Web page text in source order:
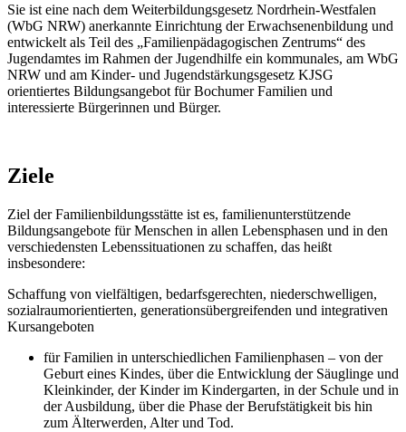
Sie ist eine nach dem Weiterbildungsgesetz Nordrhein-Westfalen
(WbG NRW) anerkannte Einrichtung der Erwachsenenbildung und
entwickelt als Teil des „Familienpädagogischen Zentrums“ des
Jugendamtes im Rahmen der Jugendhilfe ein kommunales, am WbG
NRW und am Kinder- und Jugendstärkungsgesetz KJSG
orientiertes Bildungsangebot für Bochumer Familien und
interessierte Bürgerinnen und Bürger.
Ziele
Ziel der Familienbildungsstätte ist es, familienunterstützende
Bildungsangebote für Menschen in allen Lebensphasen und in den
verschiedensten Lebenssituationen zu schaffen, das heißt
insbesondere:
Schaffung von vielfältigen, bedarfsgerechten, niederschwelligen,
sozialraumorientierten, generationsübergreifenden und integrativen
Kursangeboten
für Familien in unterschiedlichen Familienphasen – von der
Geburt eines Kindes, über die Entwicklung der Säuglinge und
Kleinkinder, der Kinder im Kindergarten, in der Schule und in
der Ausbildung, über die Phase der Berufstätigkeit bis hin
zum Älterwerden, Alter und Tod.